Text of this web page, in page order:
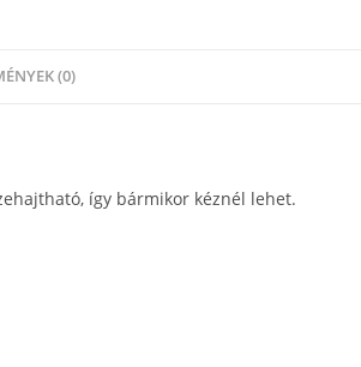
(0)
így bármikor kéznél lehet.